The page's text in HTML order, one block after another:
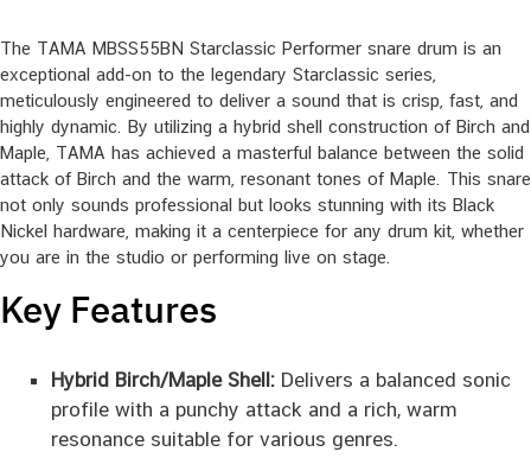
The TAMA MBSS55BN Starclassic Performer snare drum is an
exceptional add-on to the legendary Starclassic series,
meticulously engineered to deliver a sound that is crisp, fast, and
highly dynamic. By utilizing a hybrid shell construction of Birch and
Maple, TAMA has achieved a masterful balance between the solid
attack of Birch and the warm, resonant tones of Maple. This snare
not only sounds professional but looks stunning with its Black
Nickel hardware, making it a centerpiece for any drum kit, whether
you are in the studio or performing live on stage.
Key Features
Hybrid Birch/Maple Shell:Delivers a balanced sonic
profile with a punchy attack and a rich, warm
resonance suitable for various genres.